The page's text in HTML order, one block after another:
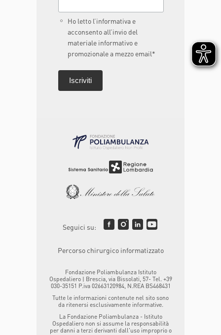
Ho letto l’informativa e
acconsento all’invio del
materiale informativo e
promozionale a mezzo email*
Seguici su:
Percorso chirurgico informatizzato
Fondazione Poliambulanza Istituto
Ospedaliero | Brescia, via Bissolati, 57- Tel. +39
030-35151 P.iva 02663120984, N.REA BS468431
Tutte le informazioni contenute nel sito sono
da ritenersi esclusivamente informative.
La Fondazione Poliambulanza - Istituto
Ospedaliero non si assume la responsabilità
per danni a terzi derivanti dall'uso improprio o